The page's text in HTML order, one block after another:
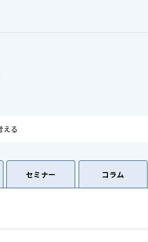
セミナー コラム